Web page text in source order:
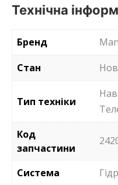
Технічна
Бренд
Стан
Тип техніки
Код
запчастини
Система